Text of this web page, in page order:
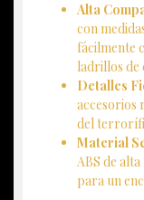
Alta
con
fácilmente
ladrillos de
Detalles
accesorios
del
Material
ABS de
para un